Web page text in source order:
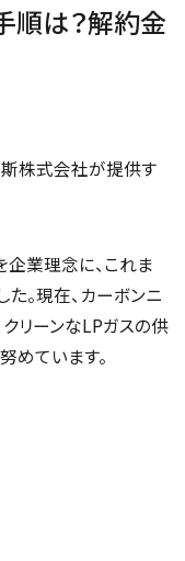
順は？解約金
斯株式会社が提供す
企業理念に、これま
。現在、カーボンニ
リーンなLPガスの供
めています。